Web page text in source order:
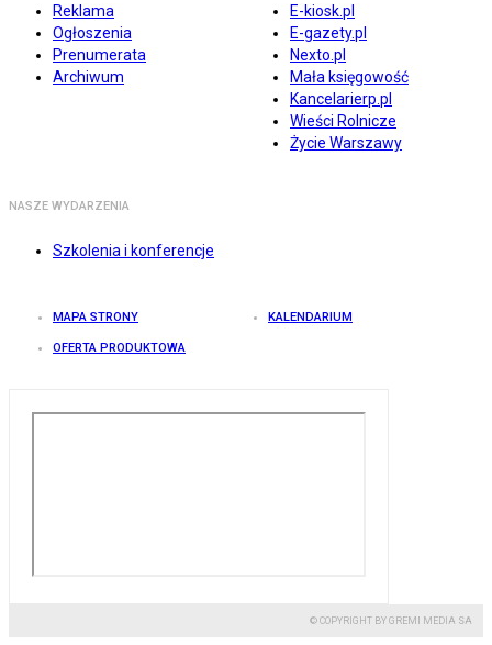
Reklama
Ogłoszenia
Prenumerata
Archiwum
E-kiosk.pl
E-gazety.pl
Nexto.pl
Mała księgowość
Kancelarierp.pl
Wieści Rolnicze
Życie Warszawy
NASZE WYDARZENIA
Szkolenia i konferencje
MAPA STRONY KALENDARIUM
OFERTA PRODUKTOWA
© COPYRIGHT BY GREMI MEDIA SA